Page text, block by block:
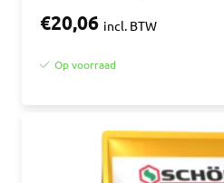
€20,06 incl. BTW
Op voorraad